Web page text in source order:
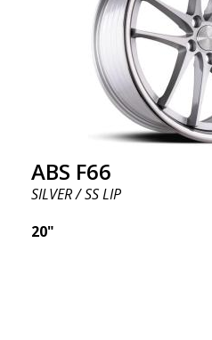
ABS F66
SILVER / SS LIP
20"